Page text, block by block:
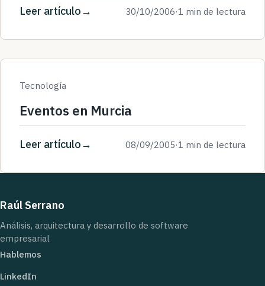
Leer artículo 30/10/2006·1 min de lectura
Tecnología
Eventos en Murcia
Leer artículo 08/09/2005·1 min de lectura
Raúl Serrano
Análisis, arquitectura y desarrollo de software
empresarial
Hablemos
LinkedIn